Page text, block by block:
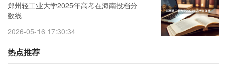
郑州轻工业大学2025年高考在海南投档分
数线
2026-05-16 17:30:34
热点推荐